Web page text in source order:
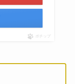
ポチップ